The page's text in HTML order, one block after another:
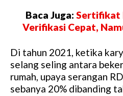
Baca Juga: Sertifikat
Verifikasi Cepat,
Di tahun 2021, ketika
selang seling antara
rumah, upaya serangan
sebanya 20% dibanding